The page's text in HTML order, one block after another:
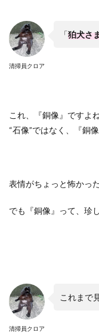
清掃員クロア
「狛犬さま
これ、『銅像』ですよね
“石像”ではなく、『銅像
表情がちょっと怖かった
でも『銅像』って、珍
清掃員クロア
これまで